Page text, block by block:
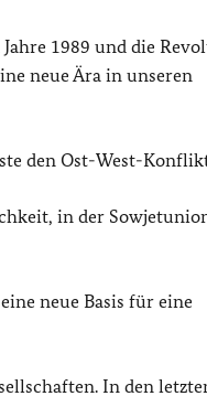
1989 und die
neue Ära in unseren
den Ost-West-
in der
neue Basis für eine
In den